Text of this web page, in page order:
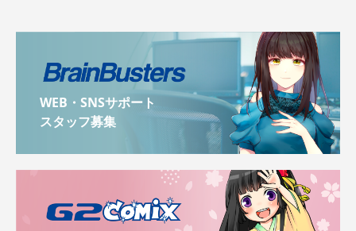
WEB・SNSサポート
スタッフ募集